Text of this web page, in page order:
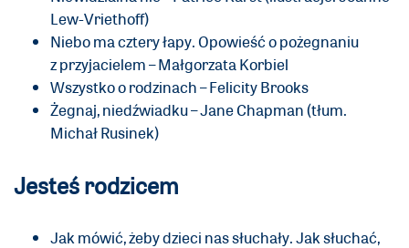
Lew-Vriethoff)
Niebo ma cztery łapy. Opowieść o pożegnaniu
z przyjacielem – Małgorzata Korbiel
Wszystko o rodzinach – Felicity Brooks
Żegnaj, niedźwiadku – Jane Chapman (tłum.
Michał Rusinek)
Jesteś rodzicem
Jak mówić, żeby dzieci nas słuchały. Jak słuchać,